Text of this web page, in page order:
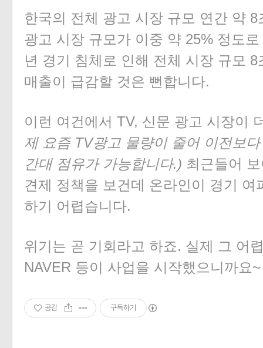
한국의 전체 광고 시장 규모 연간 약
광고 시장 규모가 이중 약 25% 정도
년 경기 침체로 인해 전체 시장 규모
매출이 급감할 것은 뻔합니다.
이런 여건에서 TV, 신문 광고 시장이
제 요즘 TV광고 물량이 줄어 이전보
간대 점유가 가능합니다.) 최근들어
견제 정책을 보건데 온라인이 경기
하기 어렵습니다.
위기는 곧 기회라고 하죠. 실제 그 어
NAVER 등이 사업을 시작했으니까요~
공감 구독하기